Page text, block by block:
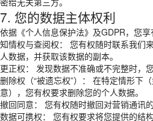
7. 您的数据主体权利
依据《个人信息保护法》及GDPR，您享
知情权与查阅权： 您有权随时联系我们
人数据，并获取该数据的副本。
更正权： 发现数据不准确或不完整时，
删除权（“被遗忘权”）： 在特定情形下
意），您有权要求删除您的个人数据。
撤回同意： 您有权随时撤回对营销通讯的
数据可携权： 您有权要求将您提供的结